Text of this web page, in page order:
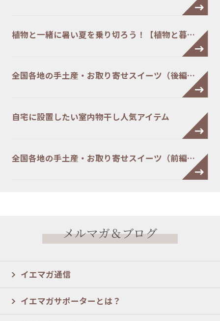
植物と一緒に暑い夏を乗り切ろう！【植物と暮…
全国各地の手土産・お取り寄せスイーツ（後編…
自宅に設置したい室内物干し人気アイテム
全国各地の手土産・お取り寄せスイーツ（前編…
メルマガ＆ブログ
イエマガ通信
イエマガサポーターとは？